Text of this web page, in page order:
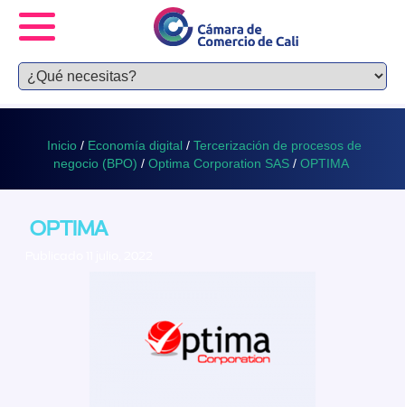
Inicio / Economía digital / Tercerización de procesos de
negocio (BPO) / Optima Corporation SAS / OPTIMA
OPTIMA